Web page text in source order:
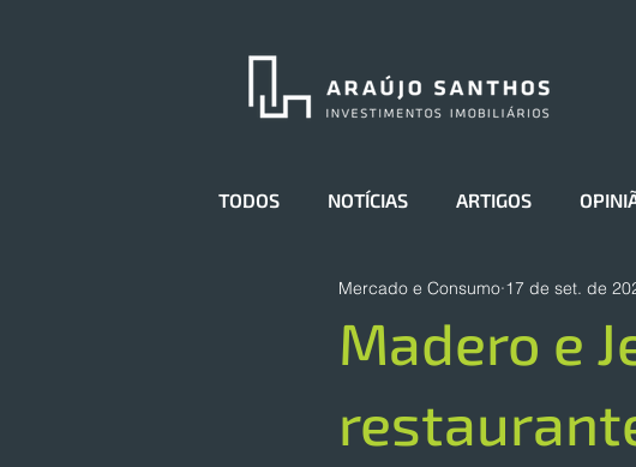
TODOS NOTÍCIAS ARTIGOS
Madero e
Mercado e Consumo 17 de set. de